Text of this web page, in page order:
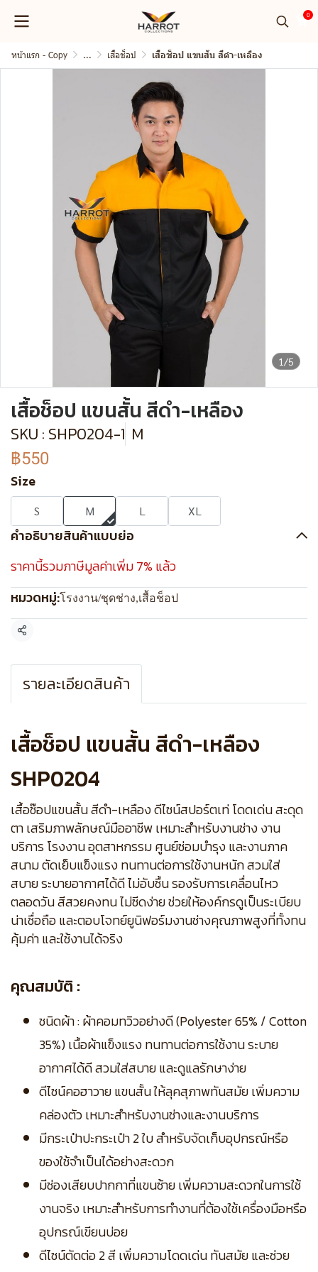
0
หน้าแรก - Copy ... เสื้อช็อป เสื้อช็อป แขนสั้น สีดำ-เหลือง
1/5
เสื้อช็อป แขนสั้น สีดำ-เหลือง
SKU : SHP0204-1 M
฿550
Size
S M L XL
คำอธิบายสินค้าแบบย่อ
ราคานี้รวมภาษีมูลค่าเพิ่ม 7% แล้ว
หมวดหมู่:โรงงาน/ชุดช่าง,เสื้อช็อป
แชร์
รายละเอียดสินค้า
เสื้อช็อป แขนสั้น สีดำ-เหลือง
SHP0204
เสื้อช๊อปแขนสั้น สีดำ-เหลือง ดีไซน์สปอร์ตเท่ โดดเด่น สะดุด
ตา เสริมภาพลักษณ์มืออาชีพ เหมาะสำหรับงานช่าง งาน
บริการ โรงงาน อุตสาหกรรม ศูนย์ซ่อมบำรุง และงานภาค
สนาม ตัดเย็บแข็งแรง ทนทานต่อการใช้งานหนัก สวมใส่
สบาย ระบายอากาศได้ดี ไม่อับชื้น รองรับการเคลื่อนไหว
ตลอดวัน สีสวยคงทน ไม่ซีดง่าย ช่วยให้องค์กรดูเป็นระเบียบ
น่าเชื่อถือ และตอบโจทย์ยูนิฟอร์มงานช่างคุณภาพสูงที่ทั้งทน
คุ้มค่า และใช้งานได้จริง
คุณสมบัติ :
ชนิดผ้า : ผ้าคอมทวิวอย่างดี (Polyester 65% / Cotton
35%) เนื้อผ้าแข็งแรง ทนทานต่อการใช้งาน ระบาย
อากาศได้ดี สวมใส่สบาย และดูแลรักษาง่าย
ดีไซน์คอฮาวาย แขนสั้น ให้ลุคสุภาพทันสมัย เพิ่มความ
คล่องตัว เหมาะสำหรับงานช่างและงานบริการ
มีกระเป๋าปะกระเป๋า 2 ใบ สำหรับจัดเก็บอุปกรณ์หรือ
ของใช้จำเป็นได้อย่างสะดวก
มีช่องเสียบปากกาที่แขนซ้าย เพิ่มความสะดวกในการใช้
งานจริง เหมาะสำหรับการทำงานที่ต้องใช้เครื่องมือหรือ
อุปกรณ์เขียนบ่อย
ดีไซน์ตัดต่อ 2 สี เพิ่มความโดดเด่น ทันสมัย และช่วย